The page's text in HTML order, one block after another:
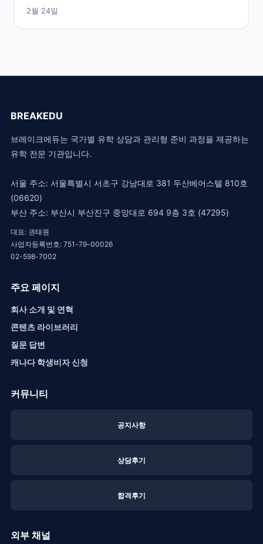
2월 24일
BREAKEDU
브레이크에듀는 국가별 유학 상담과 관리형 준비 과정을 제공하는
유학 전문 기관입니다.
서울 주소: 서울특별시 서초구 강남대로 381 두산베어스텔 810호
(06620)
부산 주소: 부산시 부산진구 중앙대로 694 9층 3호 (47295)
대표: 권태원
사업자등록번호: 751-79-00026
02-598-7002
주요 페이지
회사 소개 및 연혁
콘텐츠 라이브러리
질문 답변
캐나다 학생비자 신청
커뮤니티
공지사항
상담후기
합격후기
외부 채널